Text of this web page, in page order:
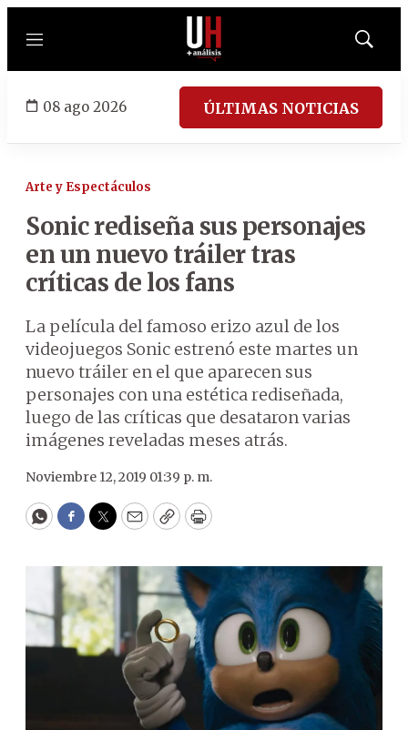
Menú
Mostrar
08 ago 2026 ÚLTIMAS NOTICIAS
Arte y Espectáculos
Sonic rediseña sus personajes
en un nuevo tráiler tras
críticas de los fans
La película del famoso erizo azul de los
videojuegos Sonic estrenó este martes un
nuevo tráiler en el que aparecen sus
personajes con una estética rediseñada,
luego de las críticas que desataron varias
imágenes reveladas meses atrás.
Noviembre 12, 2019 01:39 p. m.
WhatsApp
Facebook
Twitter
EmailCopyPrint